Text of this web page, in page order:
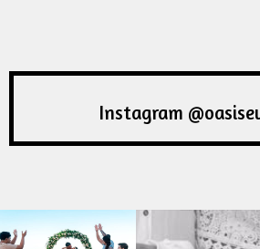
Instagram